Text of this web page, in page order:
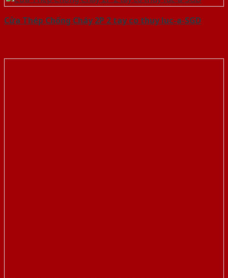
Cửa Thép Chống Cháy 2P 2 tay co thuy luc-a-SGD